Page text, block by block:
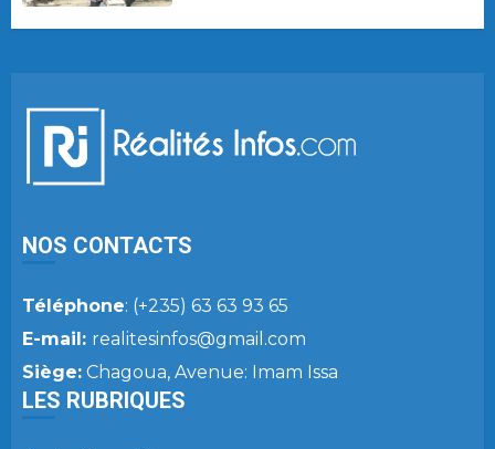
NOS CONTACTS
Téléphone: (+235) 63 63 93 65
E-mail: realitesinfos@gmail.com
Siège: Chagoua, Avenue: Imam Issa
LES RUBRIQUES